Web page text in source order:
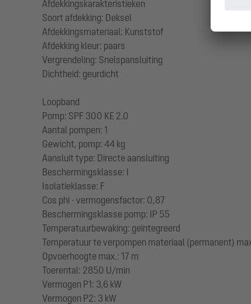
Afdekkingskarakteristieken
Soort afdekking: Deksel
Afdekkingsmateriaal: Kunststof
Afdekking kleur: paars
Vergrendeling: Snelspansluiting
Dichtheid: geurdicht
Loopband
Pomp: SPF 300 KE 2.0
Aantal pompen: 1
Gewicht, pomp: 44 kg
Aansluit type: Directe aansluiting
Beschermingsklasse: I
Isolatieklasse: F
Cos phi - vermogensfactor: 0,87
Beschermingsklasse pomp: IP 55
Temperatuurbewaking: geïntegreerd
Temperatuur te verpompen materiaal (permanent)
Opvoerhoogte max.: 17 m
Toerental: 2850 U/min
Vermogen P1: 3,6 kW
Vermogen P2: 3 kW